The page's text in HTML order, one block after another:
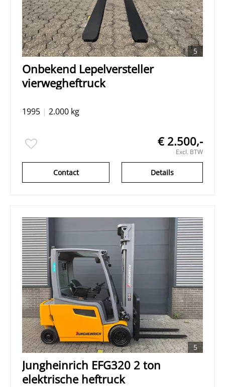
5
Onbekend Lepelversteller
vierwegheftruck
1995 | 2.000 kg
€ 2.500,-
Excl. BTW
Details
Contact
5
Jungheinrich EFG320 2 ton
elektrische heftruck